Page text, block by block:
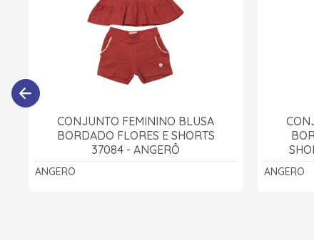
CONJUNTO FEMININO BLUSA
BORDADO FLORES E SHORTS
37084 - ANGERÔ
ANGERO ANGERO